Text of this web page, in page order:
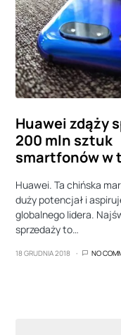
Huawei zdąży
200 mln sztuk
smartfonów w
Huawei. Ta chińska
duży potencjał i
globalnego lidera.
sprzedaży to…
18 GRUDNIA 2018 NO